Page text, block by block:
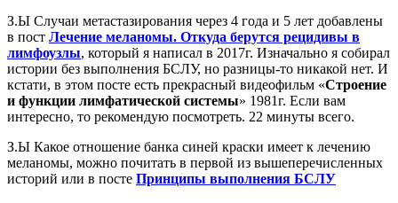
З.Ы Случаи метастазирования через 4 года и 5 лет добавлены
в пост Лечение меланомы. Откуда берутся рецидивы в
лимфоузлы, который я написал в 2017г. Изначально я собирал
истории без выполнения БСЛУ, но разницы-то никакой нет. И
кстати, в этом посте есть прекрасный видеофильм «Строение
и функции лимфатической системы» 1981г. Если вам
интересно, то рекомендую посмотреть. 22 минуты всего.
З.Ы Какое отношение банка синей краски имеет к лечению
меланомы, можно почитать в первой из вышеперечисленных
историй или в посте Принципы выполнения БСЛУ